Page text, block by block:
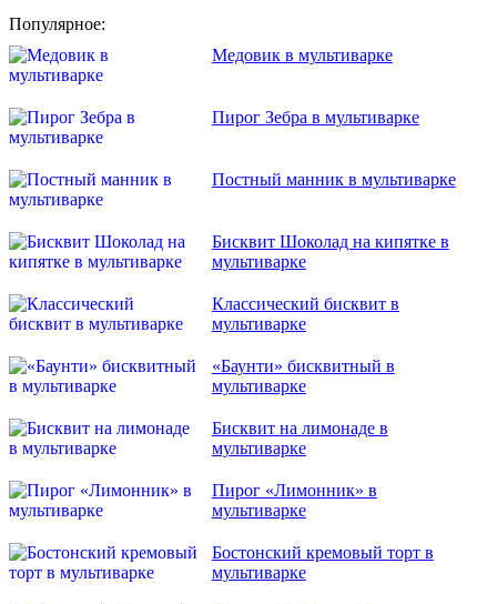
Популярное:
Медовик в мультиварке
Пирог Зебра в мультиварке
Постный манник в мультиварке
Бисквит Шоколад на кипятке в
мультиварке
Классический бисквит в
мультиварке
«Баунти» бисквитный в
мультиварке
Бисквит на лимонаде в
мультиварке
Пирог «Лимонник» в
мультиварке
Бостонский кремовый торт в
мультиварке